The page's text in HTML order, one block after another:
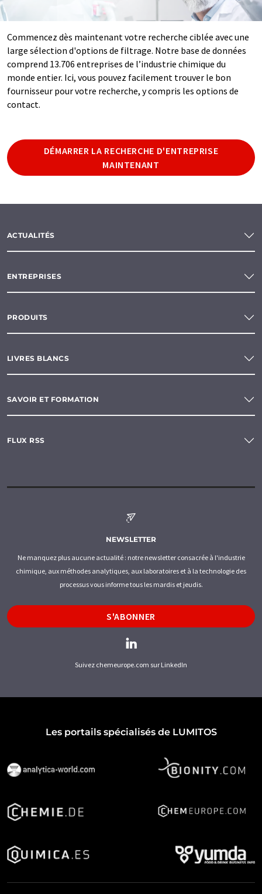
Commencez dès maintenant votre recherche ciblée avec une
large sélection d'options de filtrage. Notre base de données
comprend 13.706 entreprises de l’industrie chimique du
monde entier. Ici, vous pouvez facilement trouver le bon
fournisseur pour votre recherche, y compris les options de
contact.
DÉMARRER LA RECHERCHE D'ENTREPRISE
MAINTENANT
ACTUALITÉS
ENTREPRISES
PRODUITS
LIVRES BLANCS
SAVOIR ET FORMATION
FLUX RSS
NEWSLETTER
Ne manquez plus aucune actualité : notre newsletter consacrée à l'industrie
chimique, aux méthodes analytiques, aux laboratoires et à la technologie des
processus vous informe tous les mardis et jeudis.
S'ABONNER
Suivez chemeurope.com sur LinkedIn
Les portails spécialisés de LUMITOS